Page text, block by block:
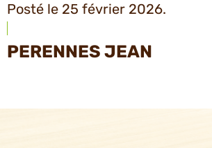
Posté le 25 février 2026.
PERENNES JEAN